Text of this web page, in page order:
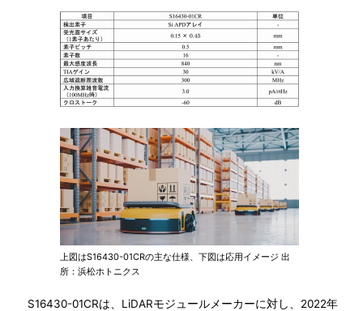
上図はS16430-01CRの主な仕様、下図は応用イメージ 出
所：浜松ホトニクス
S16430-01CRは、LiDARモジュールメーカーに対し、2022年